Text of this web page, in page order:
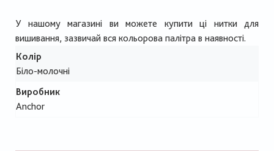
У нашому магазині ви можете купити ці нитки для
вишивання, зазвичай вся кольорова палітра в наявності.
Колір
Біло-молочні
Виробник
Anchor